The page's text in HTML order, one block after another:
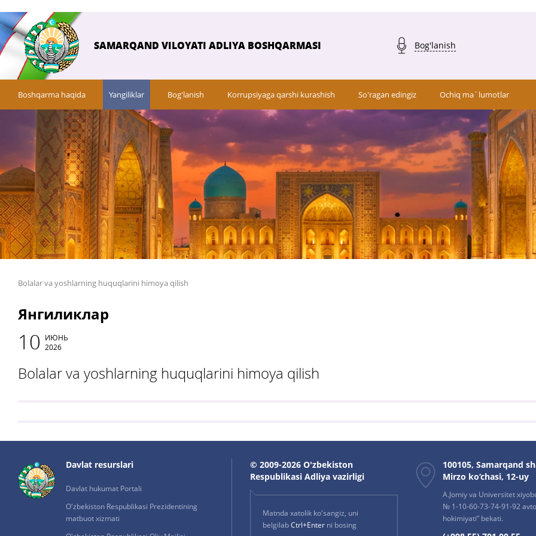
SAMARQAND VILOYATI ADLIYA BOSHQARMASI Bog'lanish
Boshqarma haqida Yangiliklar Bog'lanish Korrupsiyaga qarshi kurashish So'ragan edingiz Ochiq ma`lumotlar
Bolalar va yoshlarning huquqlarini himoya qilish
Янгиликлар
10 ИЮНЬ
2026
Bolalar va yoshlarning huquqlarini himoya qilish
Davlat resurslari
Davlat hukumat Portali
O'zbekiston Respublikasi Prezidentining
matbuot xizmati
© 2009-2026 O'zbekiston
Respublikasi Adliya vazirligi
Matnda xatolik ko'sangiz, uni
belgilabCtrl+Enterni bosing
100105, Samarqand
Mirzo ko‘chasi, 12-uy
A.Jomiy va Universitet
№ 1-10-60-73-74-91-92
hokimiyati” bekati.